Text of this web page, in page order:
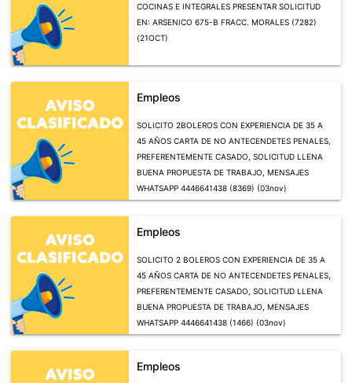
COCINAS E INTEGRALES PRESENTAR SOLICITUD
EN: ARSENICO 675-B FRACC. MORALES (7282)
(21OCT)
Empleos
SOLICITO 2BOLEROS CON EXPERIENCIA DE 35 A
45 AÑOS CARTA DE NO ANTECENDETES PENALES,
PREFERENTEMENTE CASADO, SOLICITUD LLENA
BUENA PROPUESTA DE TRABAJO, MENSAJES
WHATSAPP 4446641438 (8369) (03nov)
Empleos
SOLICITO 2 BOLEROS CON EXPERIENCIA DE 35 A
45 AÑOS CARTA DE NO ANTECENDETES PENALES,
PREFERENTEMENTE CASADO, SOLICITUD LLENA
BUENA PROPUESTA DE TRABAJO, MENSAJES
WHATSAPP 4446641438 (1466) (03nov)
Empleos